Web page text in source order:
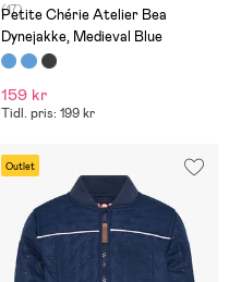
(17)
Petite Chérie Atelier Bea
Dynejakke, Medieval Blue
159 kr
Tidl. pris: 199 kr
Outlet